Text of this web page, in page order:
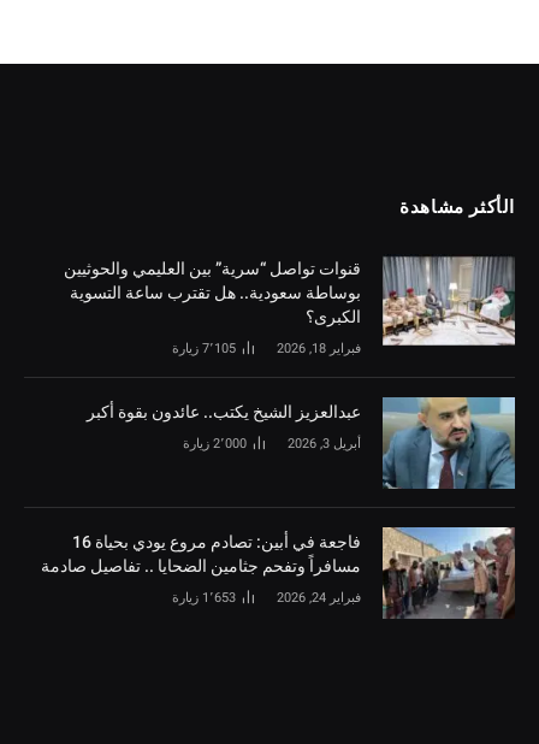
الأكثر مشاهدة
قنوات تواصل “سرية” بين العليمي والحوثيين
بوساطة سعودية.. هل تقترب ساعة التسوية
الكبرى؟
فبراير 18, 2026 7٬105 زيارة
‏عبدالعزيز الشيخ يكتب.. عائدون بقوة أكبر
أبريل 3, 2026 2٬000 زيارة
فاجعة في أبين: تصادم مروع يودي بحياة 16
مسافراً وتفحم جثامين الضحايا .. تفاصيل صادمة
فبراير 24, 2026 1٬653 زيارة